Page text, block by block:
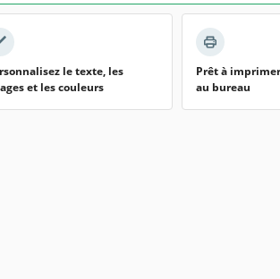
le texte, les
et les couleurs
Prêt à
au bureau